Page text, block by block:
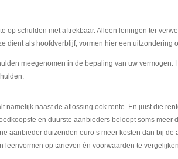
op schulden niet aftrekbaar. Alleen leningen ter
dient als hoofdverblijf, vormen hier een uitzondering
meegenomen in de bepaling van uw vermogen.
namelijk naast de aflossing ook rente. En juist die
en duurste aanbieders beloopt soms meer
aanbieder duizenden euro’s meer kosten dan bij de
op tarieven én voorwaarden te